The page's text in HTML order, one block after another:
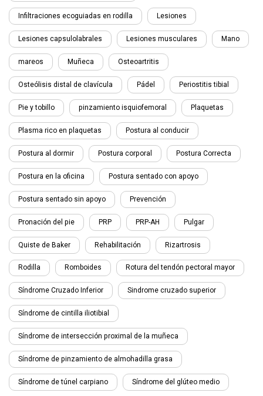
Infiltraciones ecoguiadas en rodilla Lesiones
Lesiones capsulolabrales Lesiones musculares Mano
mareos Muñeca Osteoartritis
Osteólisis distal de clavícula Pádel Periostitis tibial
Pie y tobillo pinzamiento isquiofemoral Plaquetas
Plasma rico en plaquetas Postura al conducir
Postura al dormir Postura corporal Postura Correcta
Postura en la oficina Postura sentado con apoyo
Postura sentado sin apoyo Prevención
Pronación del pie PRP PRP-AH Pulgar
Quiste de Baker Rehabilitación Rizartrosis
Rodilla Romboides Rotura del tendón pectoral mayor
Síndrome Cruzado Inferior Sindrome cruzado superior
Síndrome de cintilla iliotibial
Síndrome de intersección proximal de la muñeca
Síndrome de pinzamiento de almohadilla grasa
Síndrome de túnel carpiano Síndrome del glúteo medio